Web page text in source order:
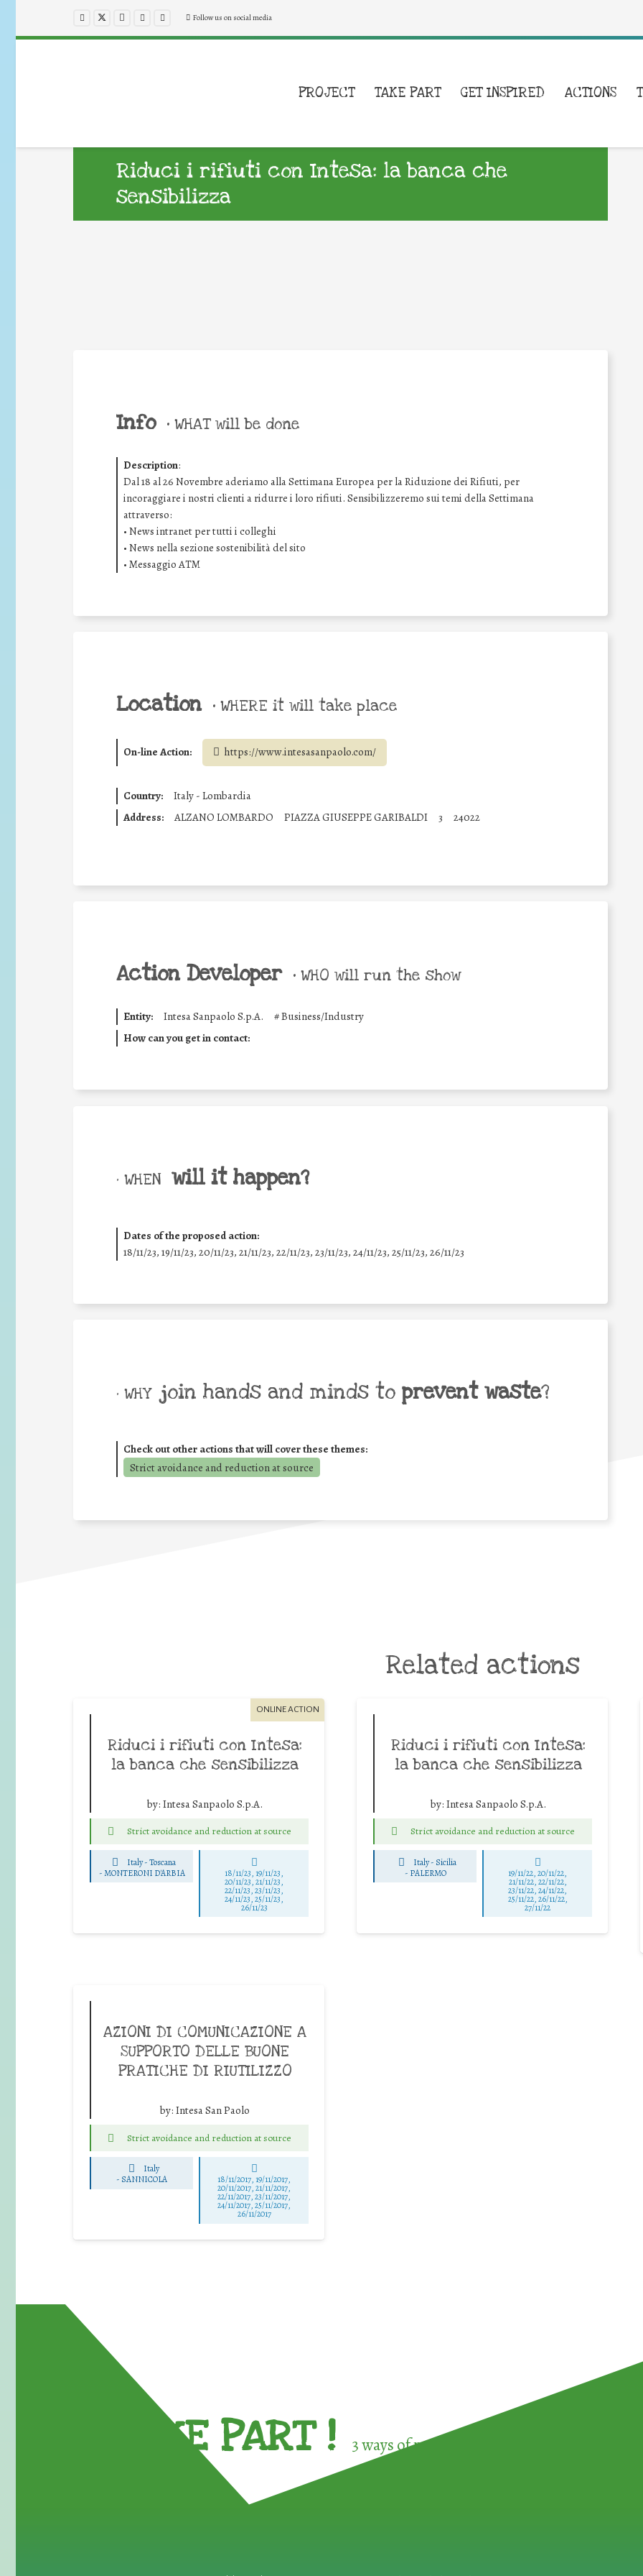
Follow us on social media
PROJECT TAKE PART GET INSPIRED ACTIONS
Riduci i rifiuti con Intesa: la banca che
sensibilizza
Info • WHAT will be done
Description:
Dal 18 al 26 Novembre aderiamo alla Settimana Europea per la Riduzione dei Rifiuti, per
incoraggiare i nostri clienti a ridurre i loro rifiuti. Sensibilizzeremo sui temi della Settimana
attraverso:
• News intranet per tutti i colleghi
• News nella sezione sostenibilità del sito
• Messaggio ATM
Location • WHERE it will take place
On-line Action: https://www.intesasanpaolo.com/
Country:
Italy - Lombardia
Address:
ALZANO LOMBARDO PIAZZA GIUSEPPE GARIBALDI 3 24022
Action Developer • WHO will run the show
Entity: Intesa Sanpaolo S.p.A. #Business/Industry
How can you get in contact:
• WHEN will it happen?
Dates of the proposed action:
18/11/23, 19/11/23, 20/11/23, 21/11/23, 22/11/23, 23/11/23, 24/11/23, 25/11/23, 26/11/23
• WHY join hands and minds to prevent waste?
Check out other actions that will cover these themes:
Strict avoidance and reduction at source
Related actions
ONLINE ACTION
Riduci i rifiuti con Intesa:
la banca che sensibilizza
by: Intesa Sanpaolo S.p.A.
Strict avoidance and reduction at source
Italy - Toscana
-MONTERONI D'ARBIA 18/11/23, 19/11/23,
20/11/23, 21/11/23,
22/11/23, 23/11/23,
24/11/23, 25/11/23,
26/11/23
Riduci i rifiuti con Intesa:
la banca che sensibilizza
by: Intesa Sanpaolo S.p.A.
Strict avoidance and reduction at source
Italy - Sicilia
- PALERMO 19/11/22, 20/11/22,
21/11/22, 22/11/22,
23/11/22, 24/11/22,
25/11/22, 26/11/22,
27/11/22
AZIONI DI COMUNICAZIONE A
SUPPORTO DELLE BUONE
PRATICHE DI RIUTILIZZO
by: Intesa San Paolo
Strict avoidance and reduction at source
Italy
- SANNICOLA 18/11/2017, 19/11/2017,
20/11/2017, 21/11/2017,
22/11/2017, 23/11/2017,
24/11/2017, 25/11/2017,
26/11/2017
TAKE PART ! 3 ways of participating in the